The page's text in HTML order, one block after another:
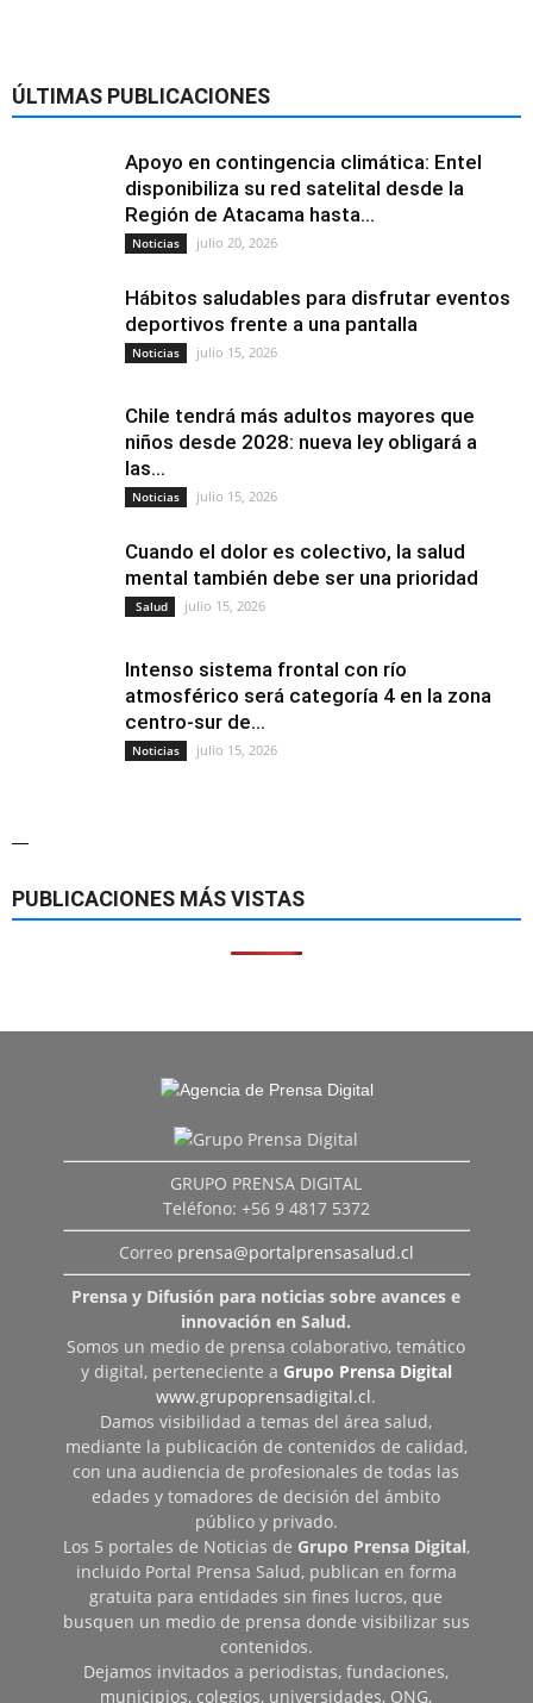
ÚLTIMAS PUBLICACIONES
Apoyo en contingencia climática: Entel
disponibiliza su red satelital desde la
Región de Atacama hasta...
Noticias julio 20, 2026
Hábitos saludables para disfrutar eventos
deportivos frente a una pantalla
Noticias julio 15, 2026
Chile tendrá más adultos mayores que
niños desde 2028: nueva ley obligará a
las...
Noticias julio 15, 2026
Cuando el dolor es colectivo, la salud
mental también debe ser una prioridad
Salud julio 15, 2026
Intenso sistema frontal con río
atmosférico será categoría 4 en la zona
centro-sur de...
Noticias julio 15, 2026
—
PUBLICACIONES MÁS VISTAS
GRUPO PRENSA DIGITAL
Teléfono: +56 9 4817 5372
Correo prensa@portalprensasalud.cl
Prensa y Difusión para noticias sobre avances e
innovación en Salud.
Somos un medio de prensa colaborativo, temático
y digital, perteneciente a Grupo Prensa Digital
www.grupoprensadigital.cl.
Damos visibilidad a temas del área salud,
mediante la publicación de contenidos de calidad,
con una audiencia de profesionales de todas las
edades y tomadores de decisión del ámbito
público y privado.
Los 5 portales de Noticias de Grupo Prensa Digital,
incluido Portal Prensa Salud, publican en forma
gratuita para entidades sin fines lucros, que
busquen un medio de prensa donde visibilizar sus
contenidos.
Dejamos invitados a periodistas, fundaciones,
municipios, colegios, universidades, ONG,